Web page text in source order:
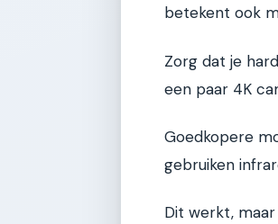
betekent ook
Zorg dat je
een paar 4K
Goedkopere
gebruiken
Dit werkt,